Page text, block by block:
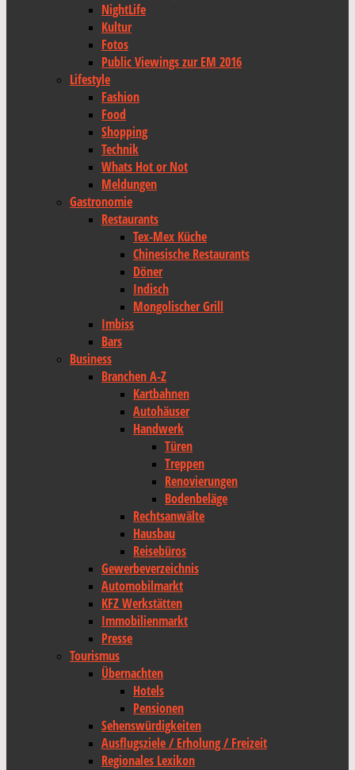
NightLife
Kultur
Fotos
Public Viewings zur EM 2016
Lifestyle
Fashion
Food
Shopping
Technik
Whats Hot or Not
Meldungen
Gastronomie
Restaurants
Tex-Mex Küche
Chinesische Restaurants
Döner
Indisch
Mongolischer Grill
Imbiss
Bars
Business
Branchen A-Z
Kartbahnen
Autohäuser
Handwerk
Türen
Treppen
Renovierungen
Bodenbeläge
Rechtsanwälte
Hausbau
Reisebüros
Gewerbeverzeichnis
Automobilmarkt
KFZ Werkstätten
Immobilienmarkt
Presse
Tourismus
Übernachten
Hotels
Pensionen
Sehenswürdigkeiten
Ausflugsziele / Erholung / Freizeit
Regionales Lexikon